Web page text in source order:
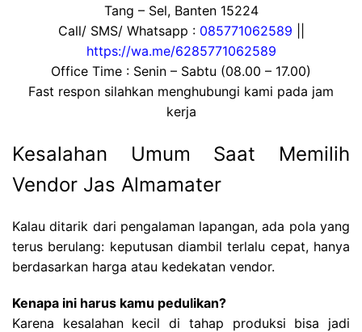
Tang – Sel, Banten 15224
Call/ SMS/ Whatsapp : 085771062589
https://wa.me/6285771062589
Office Time : Senin – Sabtu (08.00 – 17.00)
Fast respon silahkan menghubungi kami pada jam
kerja
Kesalahan Umum Saat Memilih
Vendor Jas Almamater
Kalau ditarik dari pengalaman lapangan, ada pola yang
terus berulang: keputusan diambil terlalu cepat, hanya
berdasarkan harga atau kedekatan vendor.
Kenapa ini harus kamu pedulikan?
Karena kesalahan kecil di tahap produksi bisa jadi